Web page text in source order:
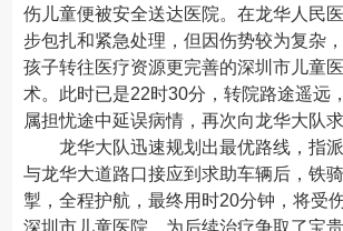
伤儿童便被安全送达医院。在龙华人民
步包扎和紧急处理，但因伤势较为复杂
孩子转往医疗资源更完善的深圳市儿童
术。此时已是22时30分，转院路途遥远
属担忧途中延误病情，再次向龙华大队求
龙华大队迅速规划出最优路线，指
与龙华大道路口接应到求助车辆后，铁
掣，全程护航，最终用时20分钟，将受
深圳市儿童医院，为后续治疗争取了宝